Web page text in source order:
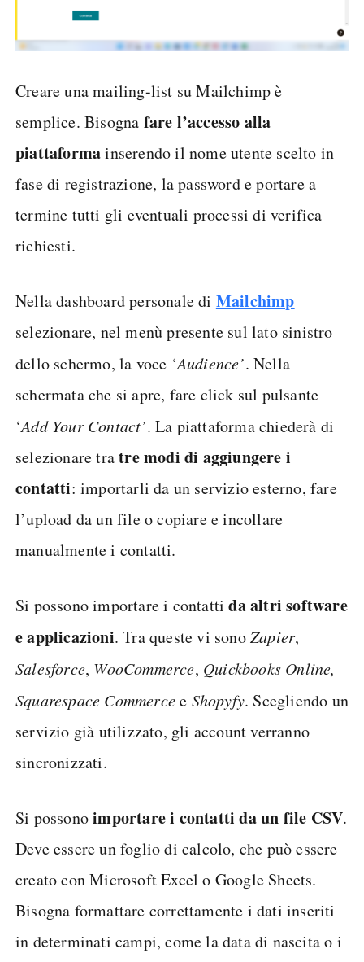
Creare una mailing-list su Mailchimp è
semplice. Bisogna fare l’accesso alla
piattaformainserendo il nome utente scelto in
fase di registrazione, la password e portare a
termine tutti gli eventuali processi di verifica
richiesti.
Nella dashboard personale di Mailchimp
selezionare, nel menù presente sul lato sinistro
dello schermo, la voce ‘Audience’. Nella
schermata che si apre, fare click sul pulsante
‘Add Your Contact’. La piattaforma chiederà di
selezionare tratre modi di aggiungere i
contatti: importarli da un servizio esterno, fare
l’upload da un file o copiare e incollare
manualmente i contatti.
Si possono importare i contattida altri software
e applicazioni. Tra queste vi sonoZapier,
Salesforce, WooCommerce, Quickbooks Online,
Squarespace Commercee Shopyfy. Scegliendo un
servizio già utilizzato, gli account verranno
sincronizzati.
Si possonoimportare i contatti da un file CSV.
Deve essere un foglio di calcolo, che può essere
creato con Microsoft Excel o Google Sheets.
Bisogna formattare correttamente i dati inseriti
in determinati campi, come la data di nascita o i